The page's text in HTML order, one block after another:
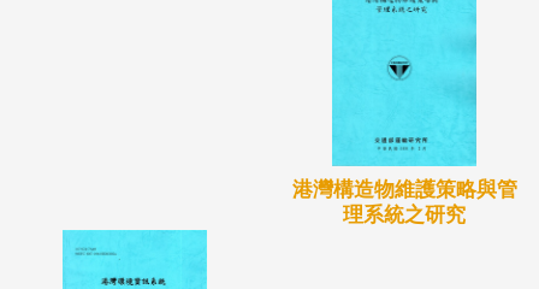
港灣構造物維護策略與管
理系統之研究